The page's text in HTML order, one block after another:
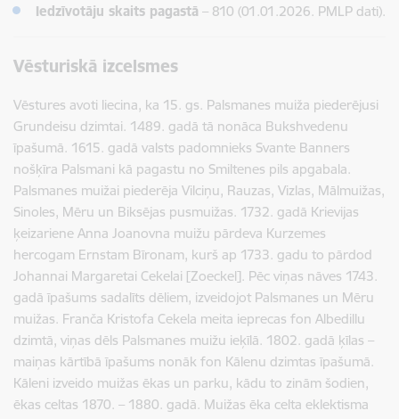
Iedzīvotāju skaits pagastā – 810 (01.01.2026. PMLP dati).
Vēsturiskā izcelsmes
Vēstures avoti liecina, ka 15. gs. Palsmanes muiža piederējusi
Grundeisu dzimtai. 1489. gadā tā nonāca Bukshvedenu
īpašumā. 1615. gadā valsts padomnieks Svante Banners
nošķīra Palsmani kā pagastu no Smiltenes pils apgabala.
Palsmanes muižai piederēja Vilciņu, Rauzas, Vizlas, Mālmuižas,
Sinoles, Mēru un Biksējas pusmuižas. 1732. gadā Krievijas
ķeizariene Anna Joanovna muižu pārdeva Kurzemes
hercogam Ernstam Bīronam, kurš ap 1733. gadu to pārdod
Johannai Margaretai Cekelai [Zoeckel]. Pēc viņas nāves 1743.
gadā īpašums sadalīts dēliem, izveidojot Palsmanes un Mēru
muižas. Franča Kristofa Cekela meita ieprecas fon Albedillu
dzimtā, viņas dēls Palsmanes muižu ieķīlā. 1802. gadā ķīlas –
maiņas kārtībā īpašums nonāk fon Kālenu dzimtas īpašumā.
Kāleni izveido muižas ēkas un parku, kādu to zinām šodien,
ēkas celtas 1870. – 1880. gadā. Muižas ēka celta eklektisma